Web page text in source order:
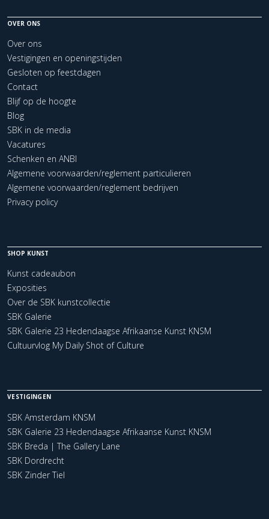
OVER ONS
Over ons
Vestigingen en openingstijden
Gesloten op feestdagen
Contact
Blijf op de hoogte
Blog
SBK in de media
Vacatures
Schenken en ANBI
Algemene voorwaarden/reglement particulieren
Algemene voorwaarden/reglement bedrijven
Privacy policy
SHOP KUNST
Kunst cadeaubon
Exposities
Over de SBK kunstcollectie
SBK Galerie
SBK Galerie 23 Hedendaagse Afrikaanse Kunst KNSM
Cultuurvlog My Daily Shot of Culture
VESTIGINGEN
SBK Amsterdam KNSM
SBK Galerie 23 Hedendaagse Afrikaanse Kunst KNSM
SBK Breda | The Gallery Lane
SBK Dordrecht
SBK Zinder Tiel